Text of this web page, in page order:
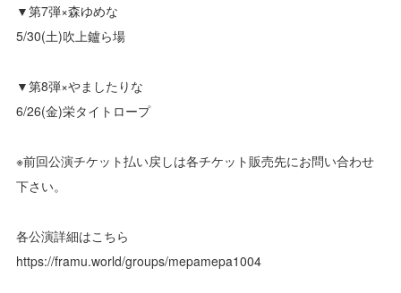
▼第7弾×森ゆめな
5/30(土)吹上鑪ら場
▼第8弾×やましたりな
6/26(金)栄タイトロープ
※前回公演チケット払い戻しは各チケット販売先にお問い合わせ
下さい。
各公演詳細はこちら
https://framu.world/groups/mepamepa1004